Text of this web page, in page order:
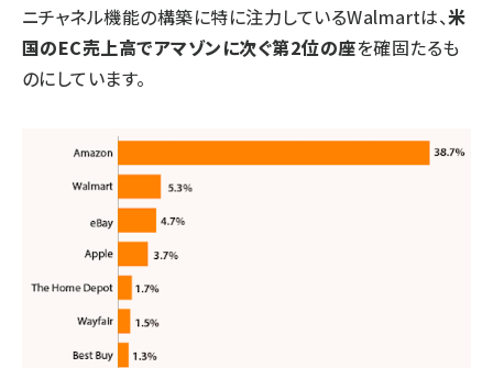
ニチャネル機能の構築に特に注力しているWalmartは、米
国のEC売上高でアマゾンに次ぐ第2位の座を確固たるも
のにしています。